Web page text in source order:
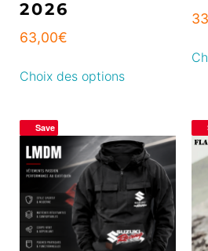
2026
63,00€
Choix des options
Save